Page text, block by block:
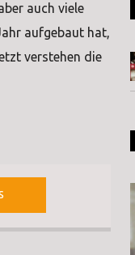
auch viele
aufgebaut hat,
verstehen die